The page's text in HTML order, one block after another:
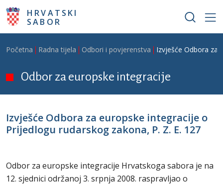
Skoči na glavni sadržaj
HRVATSKI
SABOR
Breadcrumb
Početna Radna tijela Odbori i povjerenstva Izvješće Odbora za
Odbor za europske integracije
Izvješće Odbora za europske integracije o
Prijedlogu rudarskog zakona, P. Z. E. 127
Odbor za europske integracije Hrvatskoga sabora je na
12. sjednici održanoj 3. srpnja 2008. raspravljao o